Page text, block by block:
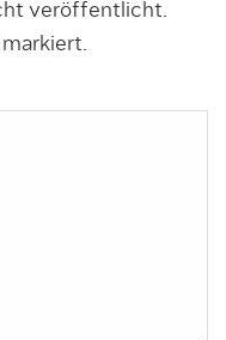
veröffentlicht.
markiert.